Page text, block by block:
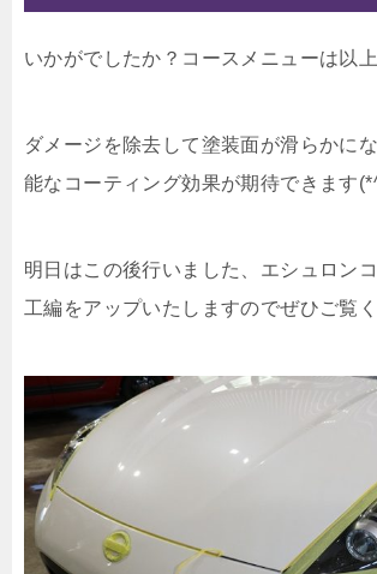
いかがでしたか？コースメニューは以上
ダメージを除去して塗装面が滑らかに
能なコーティング効果が期待できます
明日はこの後行いました、エシュロン
工編をアップいたしますのでぜひご覧